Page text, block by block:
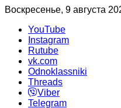
Воскресенье, 9 августа
YouTube
Instagram
Rutube
vk.com
Odnoklassniki
Threads
Viber
Telegram